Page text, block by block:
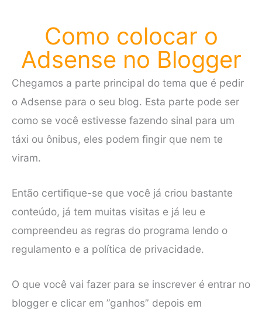
Como colocar o
Adsense no Blogger
Chegamos a parte principal do tema que é pedir
o Adsense para o seu blog. Esta parte pode ser
como se você estivesse fazendo sinal para um
táxi ou ônibus, eles podem fingir que nem te
viram.
Então certifique-se que você já criou bastante
conteúdo, já tem muitas visitas e já leu e
compreendeu as regras do programa lendo o
regulamento e a política de privacidade.
O que você vai fazer para se inscrever é entrar no
blogger e clicar em ”ganhos” depois em